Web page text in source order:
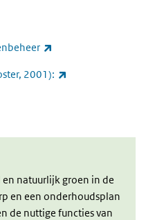
2001):
natuurlijk groen in de
en een onderhoudsplan
de nuttige functies van